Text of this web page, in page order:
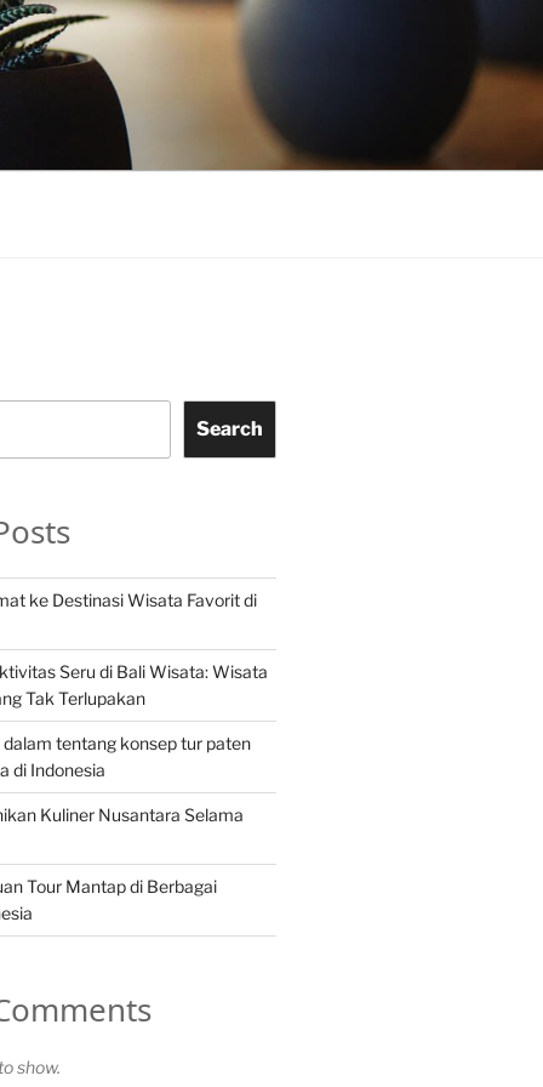
Search
ke Destinasi Wisata Favorit di
Seru di Bali Wisata: Wisata
Tak Terlupakan
dalam tentang konsep tur paten
di Indonesia
Kuliner Nusantara Selama
Tour Mantap di Berbagai
show.